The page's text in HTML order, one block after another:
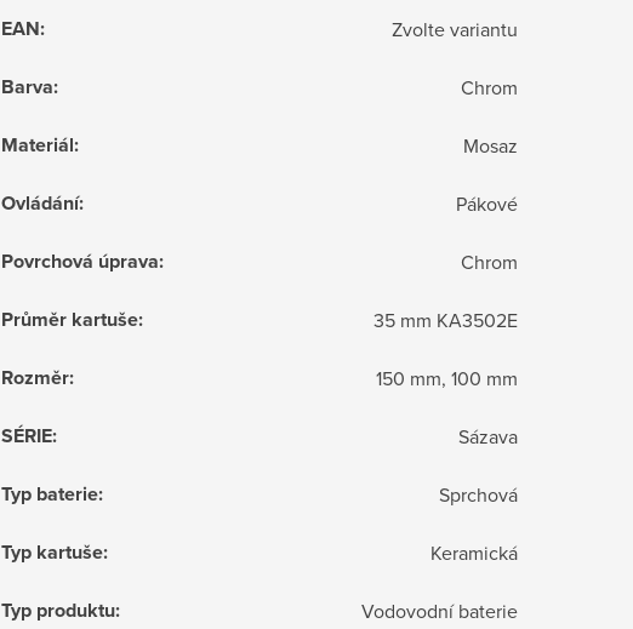
EAN: Zvolte variantu
Barva: Chrom
Materiál: Mosaz
Ovládání: Pákové
Povrchová úprava: Chrom
Průměr kartuše: 35 mm KA3502E
Rozměr: 150 mm, 100 mm
SÉRIE: Sázava
Typ baterie: Sprchová
Typ kartuše: Keramická
Typ produktu: Vodovodní baterie